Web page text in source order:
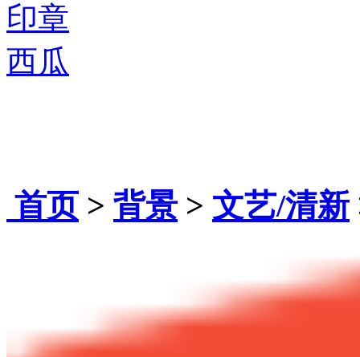
印章
西瓜
首页> 背景 > 文艺/清新